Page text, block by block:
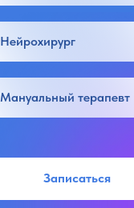
Записаться
Нейрохирург
Мануальный терапевт